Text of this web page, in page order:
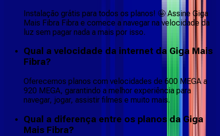
Instalação grátis para todos os planos! 🤩 Assine Giga
Mais Fibra Fibra e comece a navegar na velocidade da
luz sem pagar nada a mais por isso.
Qual a velocidade da internet da Giga Mais
Fibra?
Oferecemos planos com velocidades de 600 MEGA a
920 MEGA, garantindo a melhor experiência para
navegar, jogar, assistir filmes e muito mais.
Qual a diferença entre os planos da Giga
Mais Fibra?